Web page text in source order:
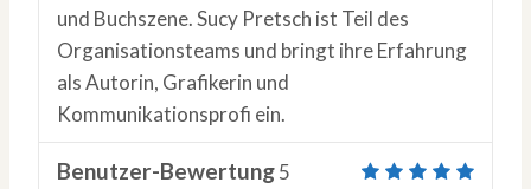
und Buchszene. Sucy Pretsch ist Teil des
Organisationsteams und bringt ihre Erfahrung
als Autorin, Grafikerin und
Kommunikationsprofi ein.
Benutzer-Bewertung5